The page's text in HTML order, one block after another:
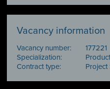
Vacancy information
Vacancy number:
177221
Specialization:
Contract type:
Project